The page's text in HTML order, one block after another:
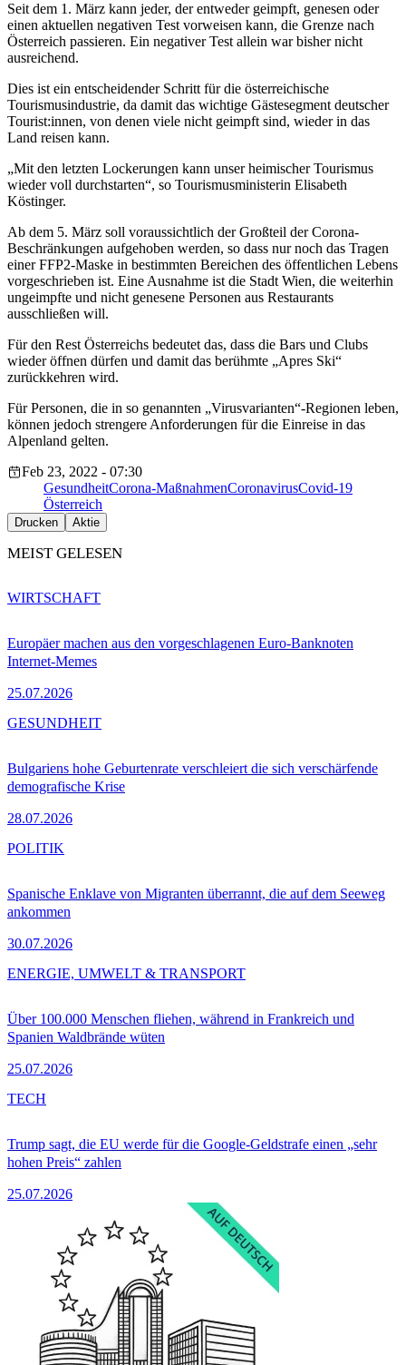
Seit dem 1. März kann jeder, der entweder geimpft, genesen oder
einen aktuellen negativen Test vorweisen kann, die Grenze nach
Österreich passieren. Ein negativer Test allein war bisher nicht
ausreichend.
Dies ist ein entscheidender Schritt für die österreichische
Tourismusindustrie, da damit das wichtige Gästesegment deutscher
Tourist:innen, von denen viele nicht geimpft sind, wieder in das
Land reisen kann.
„Mit den letzten Lockerungen kann unser heimischer Tourismus
wieder voll durchstarten“, so Tourismusministerin Elisabeth
Köstinger.
Ab dem 5. März soll voraussichtlich der Großteil der Corona-
Beschränkungen aufgehoben werden, so dass nur noch das Tragen
einer FFP2-Maske in bestimmten Bereichen des öffentlichen Lebens
vorgeschrieben ist. Eine Ausnahme ist die Stadt Wien, die weiterhin
ungeimpfte und nicht genesene Personen aus Restaurants
ausschließen will.
Für den Rest Österreichs bedeutet das, dass die Bars und Clubs
wieder öffnen dürfen und damit das berühmte „Apres Ski“
zurückkehren wird.
Für Personen, die in so genannten „Virusvarianten“-Regionen leben,
können jedoch strengere Anforderungen für die Einreise in das
Alpenland gelten.
Feb 23, 2022 - 07:30
GesundheitCorona-MaßnahmenCoronavirusCovid-19
Österreich
Drucken Aktie
MEIST GELESEN
Europäer machen aus den vorgeschlagenen Euro-Banknoten
Internet-Memes
25.07.2026
WIRTSCHAFT
Bulgariens hohe Geburtenrate verschleiert die sich verschärfende
demografische Krise
28.07.2026
GESUNDHEIT
Spanische Enklave von Migranten überrannt, die auf dem Seeweg
ankommen
30.07.2026
POLITIK
Über 100.000 Menschen fliehen, während in Frankreich und
Spanien Waldbrände wüten
25.07.2026
ENERGIE, UMWELT & TRANSPORT
Trump sagt, die EU werde für die Google-Geldstrafe einen „sehr
hohen Preis“ zahlen
25.07.2026
TECH